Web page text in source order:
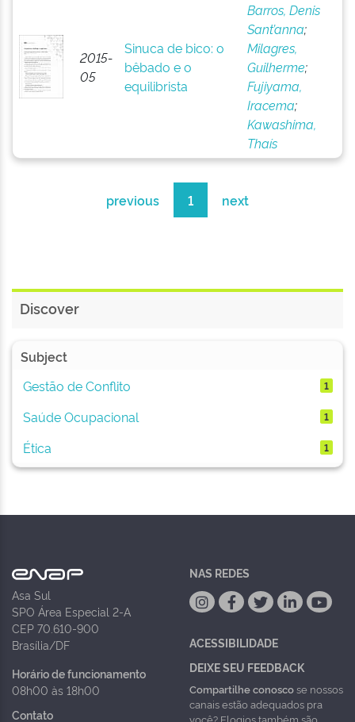
2015-
05
Sinuca de bico: o
bêbado e o
equilibrista
Barros, Denis
Sant’anna;
Milagres,
Guilherme;
Fujiyama,
Iracema;
Kawashima,
Thaís
previous 1 next
Discover
Subject
Gestão de Conflito
1
Saúde Ocupacional 1
Ética 1
Asa Sul
SPO Área Especial 2-A
CEP 70.610-900
Brasília/DF
Horário de funcionamento
08h00 às 18h00
Contato
NAS REDES
ACESSIBILIDADE
DEIXE SEU FEEDBACK
Compartilhe conoscose nossos
canais estão adequados pra
você? Elogios também são